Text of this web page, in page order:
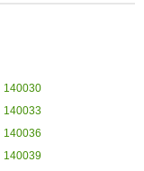
140030
140033
140036
140039